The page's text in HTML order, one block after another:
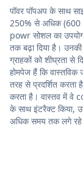
पॉवर पॉपअप के साथ
250% से अधिक (600
powr सोशल का
तक बढ़ा दिया है।
ग्राहकों को शीघ्रता
होमपेज हैं कि
तरह से प्रदर्शित
करता है। वास्तव में वे
के साथ इंटरैक्ट किया,
अधिक समय तक लगे